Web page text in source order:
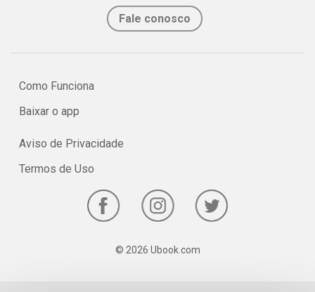
Fale conosco
Como Funciona
Baixar o app
Aviso de Privacidade
Termos de Uso
© 2026 Ubook.com